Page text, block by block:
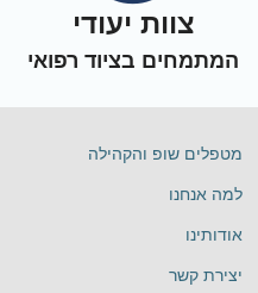
צוות יעודי
המתמחים בציוד רפואי
מטפלים שופ והקהילה
למה אנחנו
אודותינו
יצירת קשר